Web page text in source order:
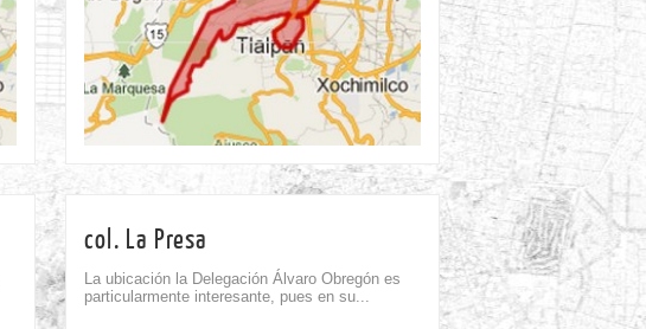
13th Ago
col. La Presa
La ubicación la Delegación Álvaro Obregón es
particularmente interesante, pues en su...